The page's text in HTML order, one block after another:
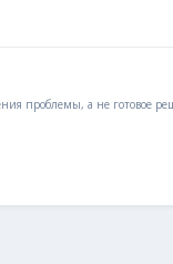
проблемы, а не готовое